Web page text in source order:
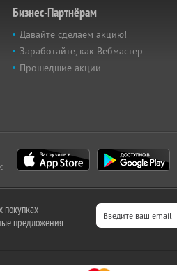
Бизнес-Партнёрам
Давайте сделаем акцию!
Заработайте, как Вебмастер
Прошедшие акции
предложения